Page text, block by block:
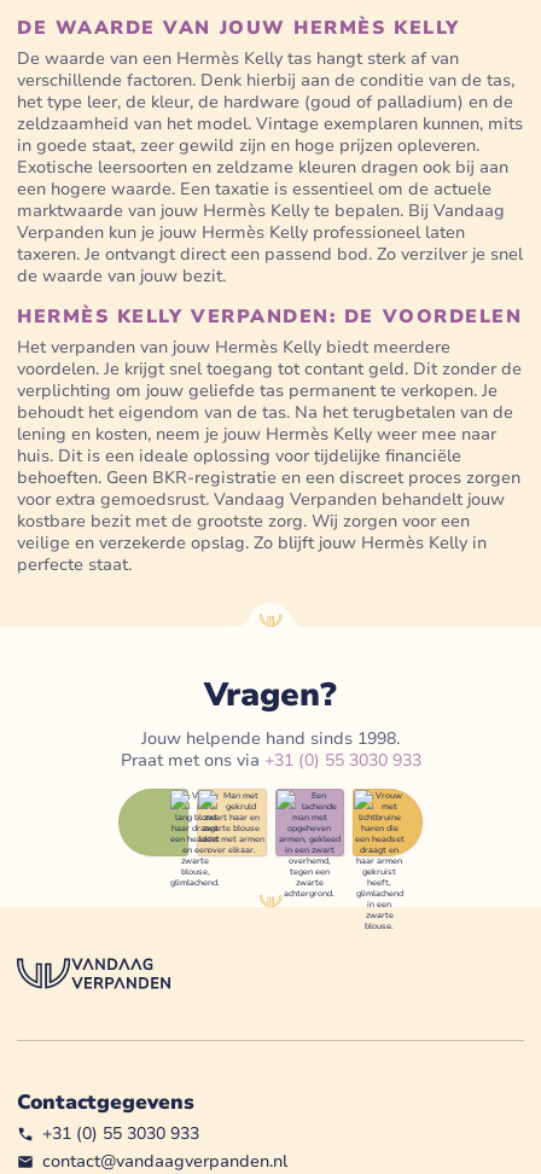
DE WAARDE VAN JOUW HERMÈS KELLY
De waarde van een Hermès Kelly tas hangt sterk af van
verschillende factoren. Denk hierbij aan de conditie van de tas,
het type leer, de kleur, de hardware (goud of palladium) en de
zeldzaamheid van het model. Vintage exemplaren kunnen, mits
in goede staat, zeer gewild zijn en hoge prijzen opleveren.
Exotische leersoorten en zeldzame kleuren dragen ook bij aan
een hogere waarde. Een taxatie is essentieel om de actuele
marktwaarde van jouw Hermès Kelly te bepalen. Bij Vandaag
Verpanden kun je jouw Hermès Kelly professioneel laten
taxeren. Je ontvangt direct een passend bod. Zo verzilver je snel
de waarde van jouw bezit.
HERMÈS KELLY VERPANDEN: DE VOORDELEN
Het verpanden van jouw Hermès Kelly biedt meerdere
voordelen. Je krijgt snel toegang tot contant geld. Dit zonder de
verplichting om jouw geliefde tas permanent te verkopen. Je
behoudt het eigendom van de tas. Na het terugbetalen van de
lening en kosten, neem je jouw Hermès Kelly weer mee naar
huis. Dit is een ideale oplossing voor tijdelijke financiële
behoeften. Geen BKR-registratie en een discreet proces zorgen
voor extra gemoedsrust. Vandaag Verpanden behandelt jouw
kostbare bezit met de grootste zorg. Wij zorgen voor een
veilige en verzekerde opslag. Zo blijft jouw Hermès Kelly in
perfecte staat.
Vragen?
Jouw helpende hand sinds 1998.
Praat met ons via +31 (0) 55 3030 933
Contactgegevens
+31 (0) 55 3030 933
contact@vandaagverpanden.nl